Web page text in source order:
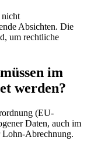
nicht
Absichten. Die
um rechtliche
im
werden?
(EU-
Daten, auch im
Lohn-Abrechnung.